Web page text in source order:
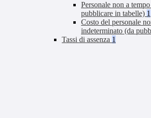
Personale non a
pubblicare in tabelle) 1
Costo del personale
indeterminato (da
Tassi di assenza 1